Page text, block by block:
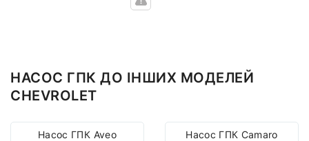
НАСОС ГПК ДО ІНШИХ МОДЕЛЕЙ
CHEVROLET
Насос ГПК Aveo Насос ГПК Camaro